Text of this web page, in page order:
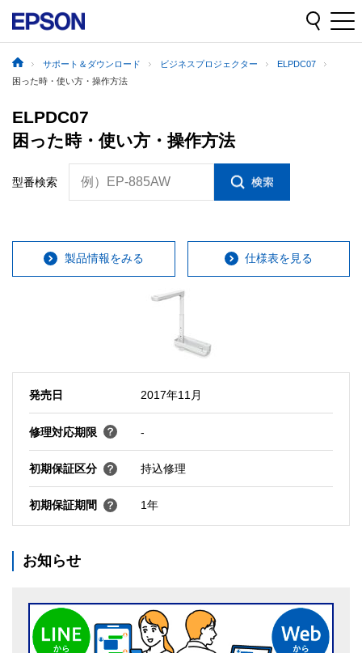
サポート＆ダウンロード ビジネスプロジェクター
ELPDC07
困った時・使い方・操作方法
ELPDC07
困った時・使い方・操作方法
型番検索 例）EP-885AW
製品情報をみる 仕様表を見る
発売日 2017年11月
修理対応期限 -
初期保証区分 持込修理
初期保証期間 1年
お知らせ